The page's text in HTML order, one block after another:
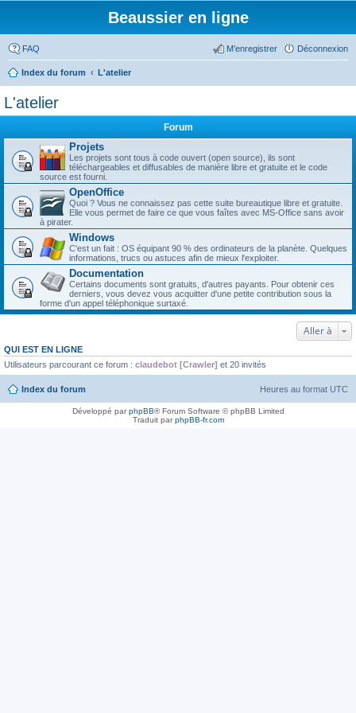
Beaussier en ligne
FAQ Déconnexion
M’enregistrer
Index du forum L'atelier
L'atelier
Forum
Projets
Les projets sont tous à code ouvert (open source), ils sont
téléchargeables et diffusables de manière libre et gratuite et le code
source est fourni.
OpenOffice
Quoi ? Vous ne connaissez pas cette suite bureautique libre et gratuite.
Elle vous permet de faire ce que vous faîtes avec MS-Office sans avoir
à pirater.
Windows
C'est un fait : OS équipant 90 % des ordinateurs de la planète. Quelques
informations, trucs ou astuces afin de mieux l'exploiter.
Documentation
Certains documents sont gratuits, d'autres payants. Pour obtenir ces
derniers, vous devez vous acquitter d'une petite contribution sous la
forme d'un appel téléphonique surtaxé.
Aller à
QUI EST EN LIGNE
Utilisateurs parcourant ce forum : claudebot [Crawler] et 20 invités
Index du forum Heures au format UTC
Développé parphpBB® Forum Software © phpBB Limited
Traduit parphpBB-fr.com